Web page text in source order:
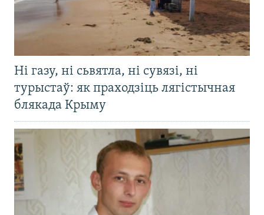
Ні газу, ні сьвятла, ні сувязі, ні
турыстаў: як праходзіць лягістычная
блякада Крыму